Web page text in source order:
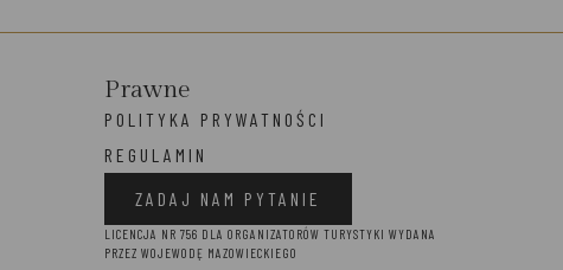
Prawne
POLITYKA PRYWATNOŚCI
REGULAMIN
ZADAJ NAM PYTANIE
LICENCJA NR 756 DLA ORGANIZATORÓW TURYSTYKI WYDANA
PRZEZ WOJEWODĘ MAZOWIECKIEGO